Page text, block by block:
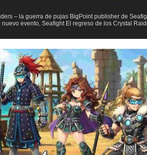
– la guerra de pujas BigPoint publisher de
evento, Seafight El regreso de los Crystal